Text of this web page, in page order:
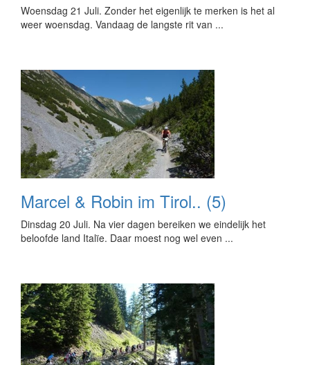
Woensdag 21 Juli. Zonder het eigenlijk te merken is het al
weer woensdag. Vandaag de langste rit van ...
Marcel & Robin im Tirol.. (5)
Dinsdag 20 Juli. Na vier dagen bereiken we eindelijk het
beloofde land Italïe. Daar moest nog wel even ...